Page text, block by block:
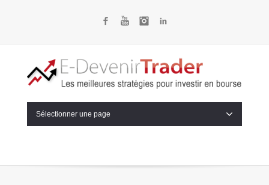
FacebookYouTubeInstagram
Sélectionner une page